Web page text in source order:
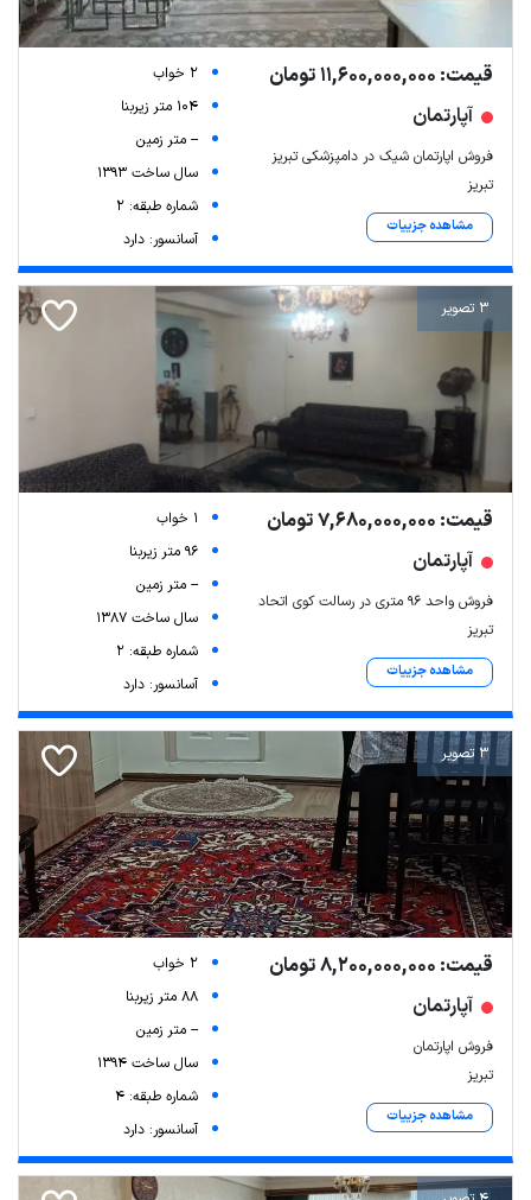
قیمت: 11,600,000,000 تومان
آپارتمان
فروش اپارتمان شیک در دامپزشکی تبریز
تبریز
مشاهده جزییات
2 خواب
104 متر زیربنا
-- متر زمین
سال ساخت 1393
شماره طبقه: 2
آسانسور: دارد
3 تصویر
قیمت: 7,680,000,000 تومان
آپارتمان
فروش واحد ۹۶ متری در رسالت کوی اتحاد
تبریز
مشاهده جزییات
1 خواب
96 متر زیربنا
-- متر زمین
سال ساخت 1387
شماره طبقه: 2
آسانسور: دارد
3 تصویر
قیمت: 8,200,000,000 تومان
آپارتمان
فروش اپارتمان
تبریز
مشاهده جزییات
2 خواب
88 متر زیربنا
-- متر زمین
سال ساخت 1394
شماره طبقه: 4
آسانسور: دارد